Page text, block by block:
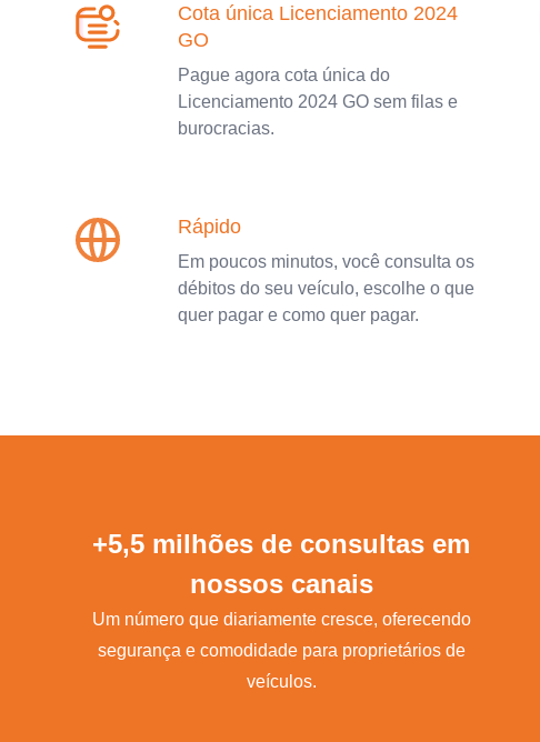
Cota única Licenciamento 2024
GO
Pague agora cota única do
Licenciamento 2024 GO sem filas e
burocracias.
Rápido
Em poucos minutos, você consulta os
débitos do seu veículo, escolhe o que
quer pagar e como quer pagar.
+5,5 milhões de consultas em
nossos canais
Um número que diariamente cresce, oferecendo
segurança e comodidade para proprietários de
veículos.